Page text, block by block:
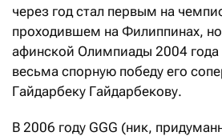
через год стал первым на
проходившем на Филиппинах,
афинской Олимпиады 2004 года
весьма спорную победу его
Гайдарбеку Гайдарбекову.
В 2006 году GGG (ник,